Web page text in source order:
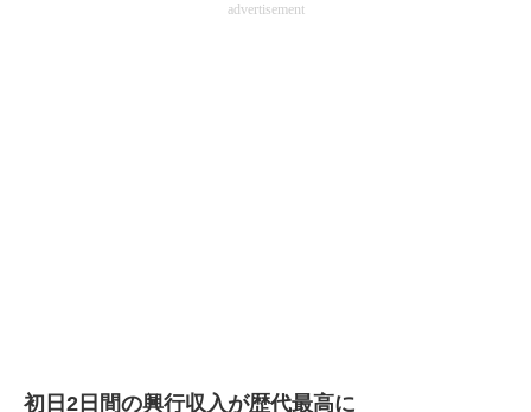
advertisement
初日2日間の興行収入が歴代最高に